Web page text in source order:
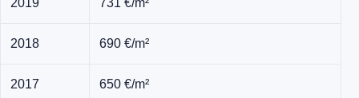
2019 731 €/m²
2018 690 €/m²
2017 650 €/m²